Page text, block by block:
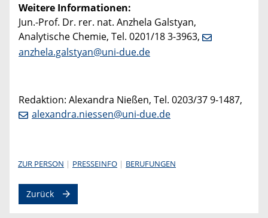
Weitere Informationen:
Jun.-Prof. Dr. rer. nat. Anzhela Galstyan,
Analytische Chemie, Tel. 0201/18 3-3963,
anzhela.galstyan@uni-due.de
Redaktion: Alexandra Nießen, Tel. 0203/37 9-1487,
alexandra.niessen@uni-due.de
ZUR PERSON PRESSEINFO BERUFUNGEN
Zurück